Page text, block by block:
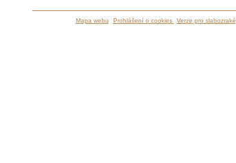
Mapa webu Prohlášení o cookies Verze pro slabozraké